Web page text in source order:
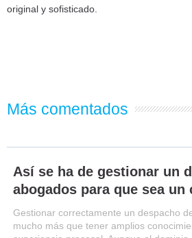
original y sofisticado.
Más comentados
Así se ha de gestionar un
abogados para que sea un
Gestionar correctamente un despacho
mucho más que tener amplios